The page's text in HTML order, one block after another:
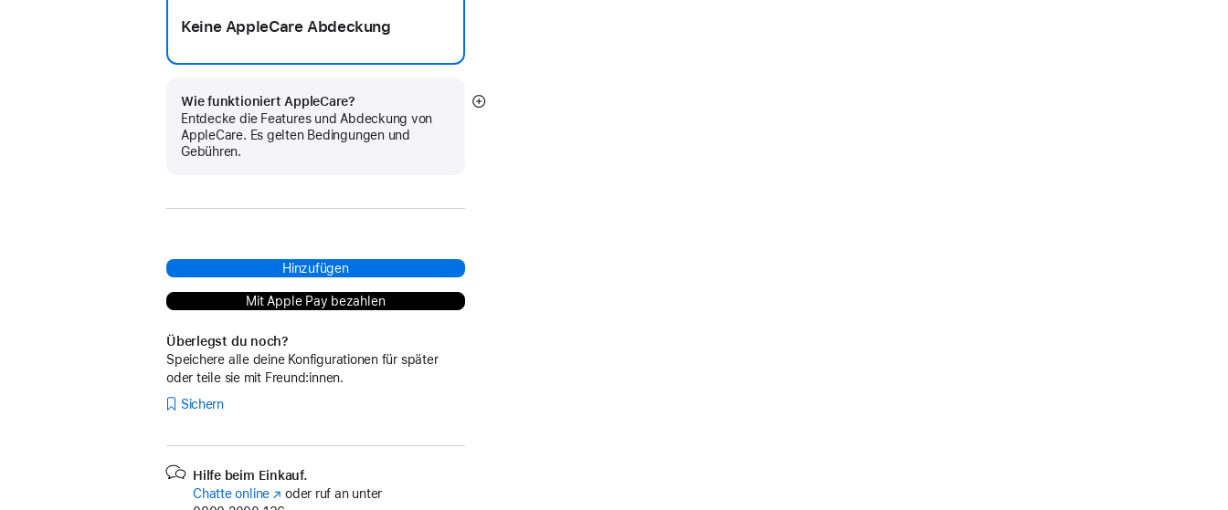
Keine AppleCare Abdeckung
Wie funktioniert AppleCare?
Entdecke die Features und Abdeckung von
AppleCare. Es gelten Bedingungen und
Gebühren.
Mehr
Hinzufügen
Mit Apple Pay bezahlen
Überlegst du noch?
Speichere alle deine Konfigurationen für später
oder teile sie mit Freund:innen.
Sichern
Hilfe beim Einkauf.
Chatte online (Öffnet
oder ruf an unter